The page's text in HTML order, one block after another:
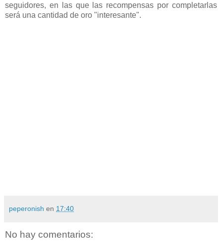
seguidores, en las que las recompensas por completarlas
será una cantidad de oro "interesante".
peperonish en 17:40
No hay comentarios: